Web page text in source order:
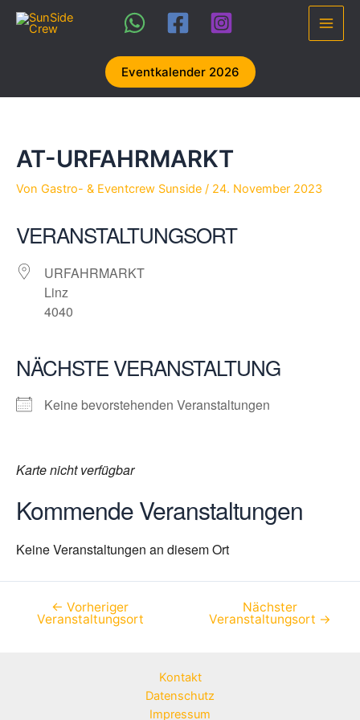
Inhalt
Main
Eventkalender 2026
AT-URFAHRMARKT
Von Gastro- & Eventcrew Sunside / 24. November 2023
VERANSTALTUNGSORT
URFAHRMARKT
Linz
4040
NÄCHSTE VERANSTALTUNG
Keine bevorstehenden Veranstaltungen
Karte nicht verfügbar
Kommende Veranstaltungen
Keine Veranstaltungen an diesem Ort
Beitragsnavigation
← Vorheriger
Veranstaltungsort
Nächster
Veranstaltungsort →
Kontakt
Datenschutz
Impressum